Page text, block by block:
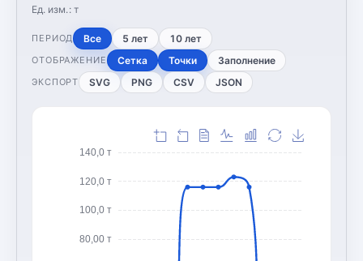
Ед. изм.: т
ПЕРИОД Все 5 лет 10 лет
ОТОБРАЖЕНИЕ Сетка Точки Заполнение
ЭКСПОРТ SVG PNG CSV JSON
80,00 т
100,0 т
120,0 т
140,0 т